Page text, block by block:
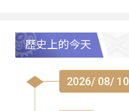
歷史上的今天
2026/ 08/ 10